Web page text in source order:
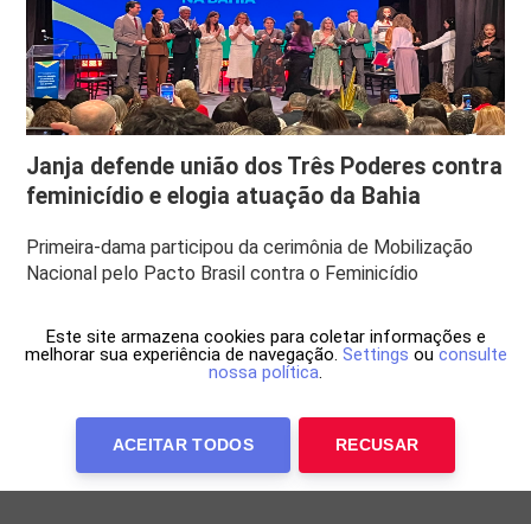
Janja defende união dos Três Poderes contra
feminicídio e elogia atuação da Bahia
Primeira-dama participou da cerimônia de Mobilização
Nacional pelo Pacto Brasil contra o Feminicídio
Este site armazena cookies para coletar informações e
melhorar sua experiência de navegação. Settings ou consulte
nossa política.
ACEITAR TODOS RECUSAR